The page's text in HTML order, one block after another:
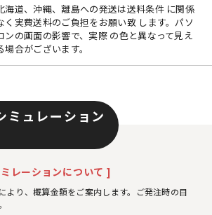
海道、沖縄、離島への発送は送料条件 に関係
く実費送料のご負担をお願い致 します。パソ
ンの画面の影響で、実際 の色と異なって見え
場合がございます。
ミュレーション
レーションについて ]
より、概算金額をご案内します。ご発注時の目